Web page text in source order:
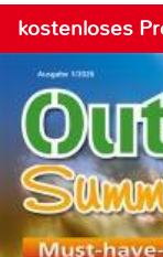
kostenloses